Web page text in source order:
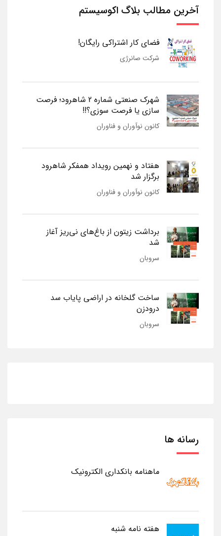
آخرین مطالب بلاگ اکوسیستم
فضای کار اشتراکی رایگان!
شرکت صانرژی
شهرک صنعتی شماره 2 شاهرود؛ فرصت
سازی یا فرصت سوزی؟!!
کانون نوآوران و فناوران
هفتاد و نهمین رویداد همفکر شاهرود
برگزار شد
کانون نوآوران و فناوران
برداشت زیتون از باغ‌های نی‌ریز آغاز
شد
سروبان
ساخت گلخانه در اراضی پایاب سد
درودزن
سروبان
رسانه ها
ماهنامه بانکداری الکترونیک
هفته نامه شنبه